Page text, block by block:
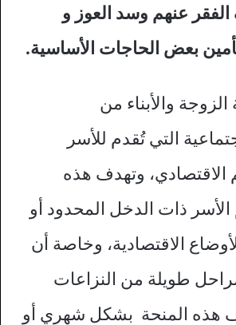
الفقر عنهم وسد العوز و
بعض الحاجات الأساسية.
والأبناء من
التي تُقدم للأسر
وتهدف هذه
ذات الدخل المحدود أو
الاقتصادية، وخاصة أن
طويلة من النزاعات
هذه المنحة بشكل شهري أو